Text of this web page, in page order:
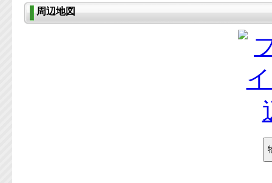
周辺地図